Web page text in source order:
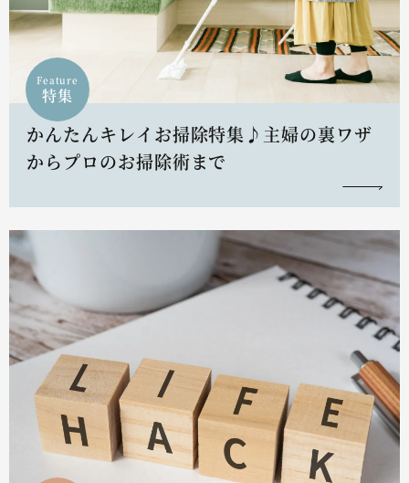
Feature
特集
かんたんキレイお掃除特集♪主婦の裏ワザ
からプロのお掃除術まで